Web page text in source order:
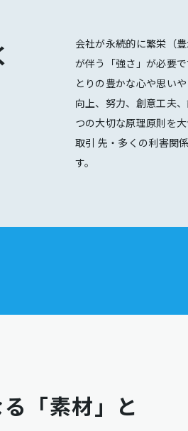
会社が永続的に繁栄（
が伴う「強さ」が必要
とりの豊かな心や思い
向上、努力、創意工夫
つの大切な原理原則を
取引 先・多くの利害関
す。
「素材」と